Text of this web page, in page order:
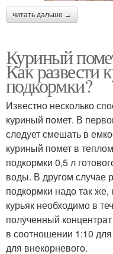
читать дальше →
Куриный
Как развести
подкормки?
Известно несколько
куриный помет. В
следует смешать в
куриный помет в
подкормки 0,5 л
воды. В другом случае
подкормки надо так же,
курьяк необходимо в
полученный
в соотношении 1:10
для внекорневого.